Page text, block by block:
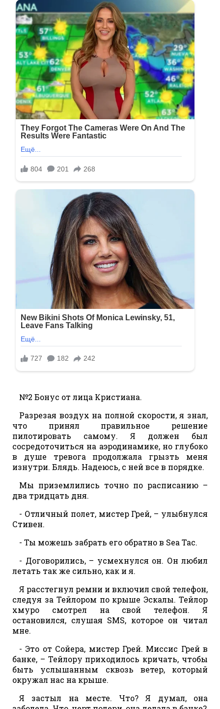
№2 Бонус от лица Кристиана.
Разрезая воздух на полной скорости, я знал,
что принял правильное решение
пилотировать самому. Я должен был
сосредоточиться на аэродинамике, но глубоко
в душе тревога продолжала грызть меня
изнутри. Блядь. Надеюсь, с ней все в порядке.
Мы приземлились точно по расписанию –
два тридцать дня.
- Отличный полет, мистер Грей, – улыбнулся
Стивен.
- Ты можешь забрать его обратно в Sea Tac.
- Договорились, – усмехнулся он. Он любил
летать так же сильно, как и я.
Я расстегнул ремни и включил свой телефон,
следуя за Тейлором по крыше Эскалы. Тейлор
хмуро смотрел на свой телефон. Я
остановился, слушая SMS, которое он читал
мне.
- Это от Сойера, мистер Грей. Миссис Грей в
банке, – Тейлору приходилось кричать, чтобы
быть услышанным сквозь ветер, который
окружал нас на крыше.
Я застыл на месте. Что? Я думал, она